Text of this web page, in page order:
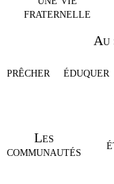
fraternelle
Au
prêcher éduquer
Les
communautés